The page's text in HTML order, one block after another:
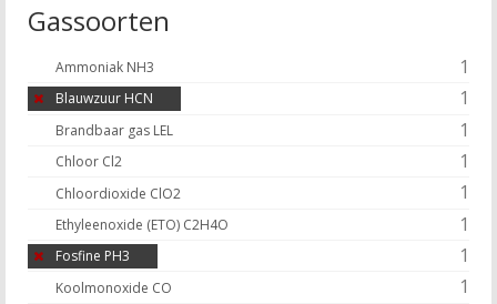
Gassoorten
Ammoniak NH3 1
Blauwzuur HCN 1
Brandbaar gas LEL 1
Chloor Cl2 1
Chloordioxide ClO2 1
Ethyleenoxide (ETO) C2H4O 1
Fosfine PH3 1
Koolmonoxide CO 1